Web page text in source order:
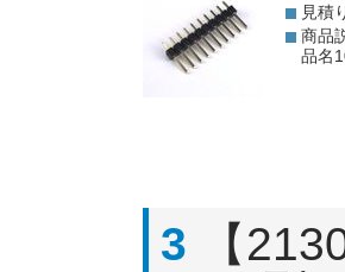
見積
商品
品名
3
【